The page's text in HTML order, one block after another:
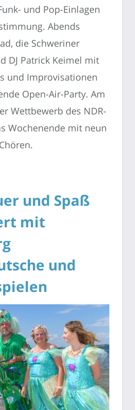
und Pop-Einlagen
Abends
die Schweriner
DJ Patrick Keimel mit
und Improvisationen
Open-Air-Party. Am
Wettbewerb des NDR-
Wochenende mit neun
und Spaß
mit
und